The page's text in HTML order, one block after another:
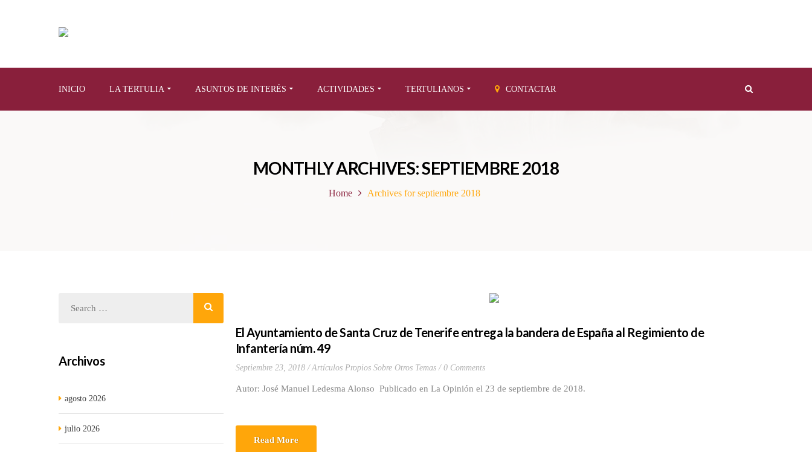
INICIO LA TERTULIA ASUNTOS DE INTERÉS ACTIVIDADES TERTULIANOS CONTACTAR
MONTHLY ARCHIVES: SEPTIEMBRE 2018
Home Archives for septiembre 2018
El Ayuntamiento de Santa Cruz de Tenerife entrega la bandera de España al Regimiento de
Infantería núm. 49
Septiembre 23, 2018 Artículos Propios Sobre Otros Temas 0 Comments
Autor: José Manuel Ledesma Alonso Publicado en La Opinión el 23 de septiembre de 2018.
Read More
Archivos
agosto 2026
julio 2026